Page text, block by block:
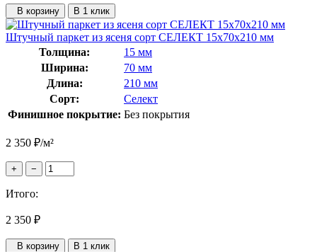
В корзину В 1 клик
Штучный паркет из ясеня сорт СЕЛЕКТ 15x70x210 мм
Толщина:
15 мм
Ширина:
70 мм
Длина:
210 мм
Сорт:
Селект
Финишное покрытие: Без покрытия
2 350 ₽/м²
+ −
Итого:
2 350 ₽
В корзину В 1 клик